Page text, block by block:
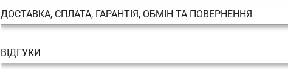
ДОСТАВКА, СПЛАТА, ГАРАНТІЯ, ОБМІН ТА ПОВЕРНЕННЯ
ВІДГУКИ